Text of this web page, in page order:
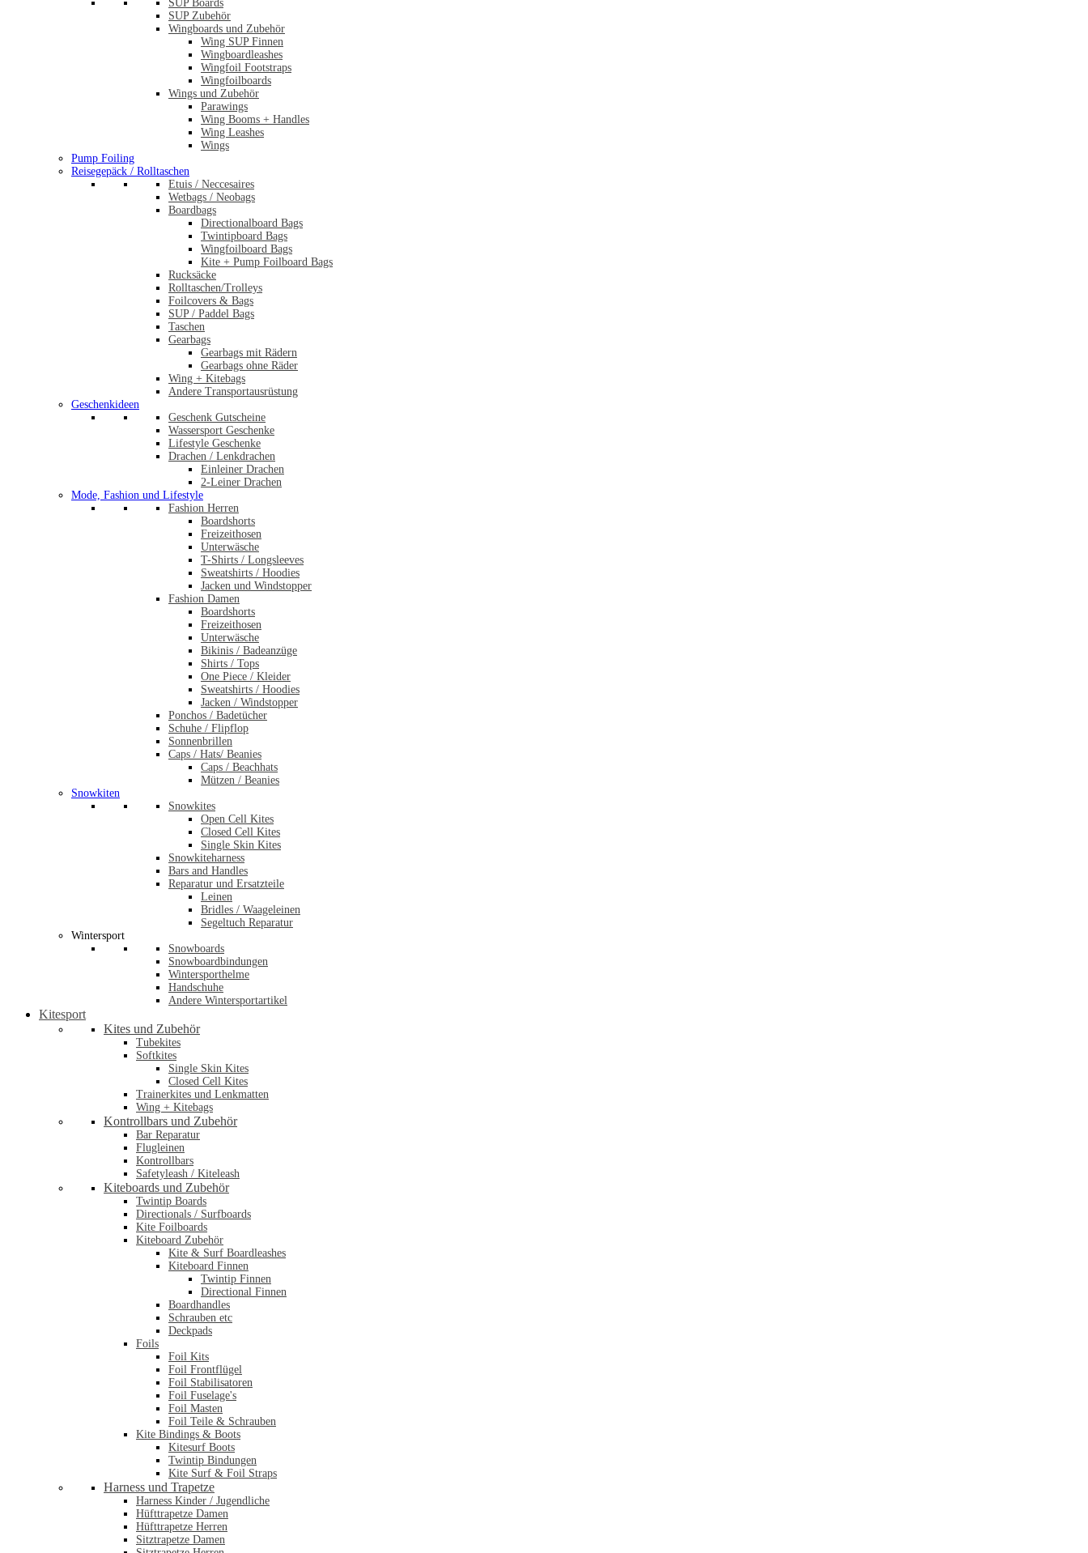
SUP Boards
SUP Zubehör
Wingboards und Zubehör
Wing SUP Finnen
Wingboardleashes
Wingfoil Footstraps
Wingfoilboards
Wings und Zubehör
Parawings
Wing Booms + Handles
Wing Leashes
Wings
Pump Foiling
Reisegepäck / Rolltaschen
Etuis / Neccesaires
Wetbags / Neobags
Boardbags
Directionalboard Bags
Twintipboard Bags
Wingfoilboard Bags
Kite + Pump Foilboard Bags
Rucksäcke
Rolltaschen/Trolleys
Foilcovers & Bags
SUP / Paddel Bags
Taschen
Gearbags
Gearbags mit Rädern
Gearbags ohne Räder
Wing + Kitebags
Andere Transportausrüstung
Geschenkideen
Geschenk Gutscheine
Wassersport Geschenke
Lifestyle Geschenke
Drachen / Lenkdrachen
Einleiner Drachen
2-Leiner Drachen
Mode, Fashion und Lifestyle
Fashion Herren
Boardshorts
Freizeithosen
Unterwäsche
T-Shirts / Longsleeves
Sweatshirts / Hoodies
Jacken und Windstopper
Fashion Damen
Boardshorts
Freizeithosen
Unterwäsche
Bikinis / Badeanzüge
Shirts / Tops
One Piece / Kleider
Sweatshirts / Hoodies
Jacken / Windstopper
Ponchos / Badetücher
Schuhe / Flipflop
Sonnenbrillen
Caps / Hats/ Beanies
Caps / Beachhats
Mützen / Beanies
Snowkiten
Snowkites
Open Cell Kites
Closed Cell Kites
Single Skin Kites
Snowkiteharness
Bars and Handles
Reparatur und Ersatzteile
Leinen
Bridles / Waageleinen
Segeltuch Reparatur
Wintersport
Snowboards
Snowboardbindungen
Wintersporthelme
Handschuhe
Andere Wintersportartikel
Kitesport
Kites und Zubehör
Tubekites
Softkites
Single Skin Kites
Closed Cell Kites
Trainerkites und Lenkmatten
Wing + Kitebags
Kontrollbars und Zubehör
Bar Reparatur
Flugleinen
Kontrollbars
Safetyleash / Kiteleash
Kiteboards und Zubehör
Twintip Boards
Directionals / Surfboards
Kite Foilboards
Kiteboard Zubehör
Kite & Surf Boardleashes
Kiteboard Finnen
Twintip Finnen
Directional Finnen
Boardhandles
Schrauben etc
Deckpads
Foils
Foil Kits
Foil Frontflügel
Foil Stabilisatoren
Foil Fuselage's
Foil Masten
Foil Teile & Schrauben
Kite Bindings & Boots
Kitesurf Boots
Twintip Bindungen
Kite Surf & Foil Straps
Harness und Trapetze
Harness Kinder / Jugendliche
Hüfttrapetze Damen
Hüfttrapetze Herren
Sitztrapetze Damen